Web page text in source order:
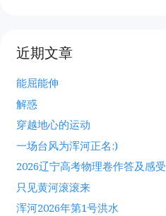
近期文章
能屈能伸
解惑
穿越地心的运动
一场台风为浑河正名:)
2026辽宁高考物理卷作答及感受
只见黄河滚滚来
浑河2026年第1号洪水